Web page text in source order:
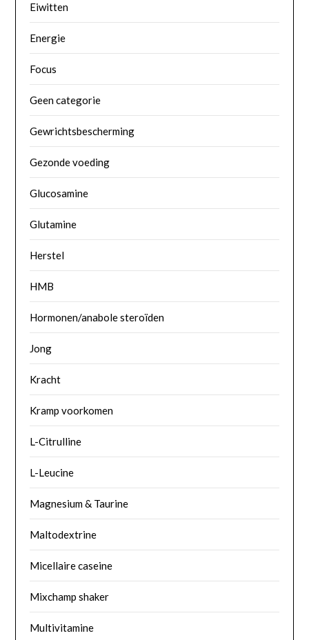
Eiwitten
Energie
Focus
Geen categorie
Gewrichtsbescherming
Gezonde voeding
Glucosamine
Glutamine
Herstel
HMB
Hormonen/anabole steroïden
Jong
Kracht
Kramp voorkomen
L-Citrulline
L-Leucine
Magnesium & Taurine
Maltodextrine
Micellaire caseine
Mixchamp shaker
Multivitamine